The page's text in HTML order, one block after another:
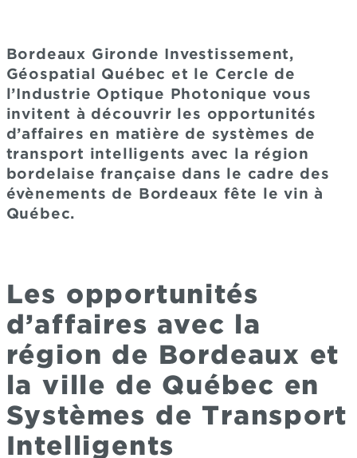
Bordeaux Gironde Investissement,
Géospatial Québec et le Cercle de
l’Industrie Optique Photonique vous
invitent à découvrir les opportunités
d’affaires en matière de systèmes de
transport intelligents avec la région
bordelaise française dans le cadre des
évènements de Bordeaux fête le vin à
Québec.
Les opportunités
d’affaires avec la
région de Bordeaux et
la ville de Québec en
Systèmes de Transport
Intelligents